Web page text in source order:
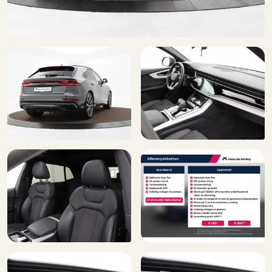
Bestuurdersairbag
Bots herkenning en activatie
Bots waarschuwing systeem
Buitenspiegelbuizing in carroseriekleur (6FA)
Buitenspiegels, elektrisch inklapbaar en automatisch
dimmend met geheugenfunctie (6XL)
Buitenspiegels elektrisch inklapbaar
Buitenspiegels elektrisch verstel- en verwarmbaar
Centrale deurvergrendeling met afstandsbediening
Dakreling zwart (3S2)
Decorinleg, aluminium spectrum (7TF)
Dimlichten automatisch
Elektrische ramen voor en achter